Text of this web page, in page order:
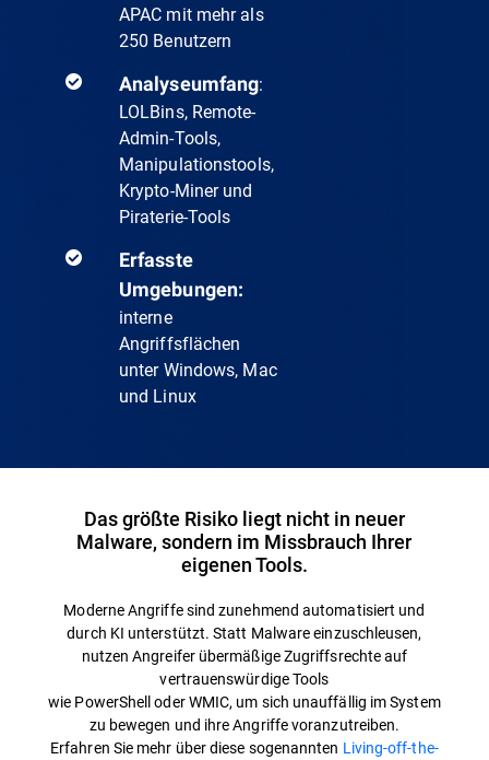
APAC mit mehr als
250 Benutzern
Analyseumfang:
LOLBins, Remote-
Admin-Tools,
Manipulationstools,
Krypto-Miner und
Piraterie-Tools
Erfasste
Umgebungen:
interne
Angriffsflächen
unter Windows, Mac
und Linux
Das größte Risiko liegt nicht in neuer
Malware, sondern im Missbrauch Ihrer
eigenen Tools.
Moderne Angriffe sind zunehmend automatisiert und
durch KI unterstützt. Statt Malware einzuschleusen,
nutzen Angreifer übermäßige Zugriffsrechte auf
vertrauenswürdige Tools
wie PowerShell oder WMIC, um sich unauffällig im System
zu bewegen und ihre Angriffe voranzutreiben.
Erfahren Sie mehr über diese sogenannten Living-off-the-